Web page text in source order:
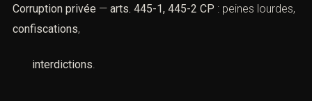
Corruption privée — arts. 445-1, 445-2 CP : peines lourdes,
confiscations,
interdictions.